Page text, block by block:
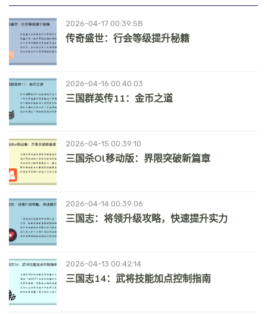
2026-04-17 00:39:58
传奇盛世：行会等级提升秘籍
2026-04-16 00:40:03
三国群英传11：金币之道
2026-04-15 00:39:10
三国杀ol移动版：界限突破新篇章
2026-04-14 00:39:06
三国志：将领升级攻略，快速提升实力
2026-04-13 00:42:14
三国志14：武将技能加点控制指南